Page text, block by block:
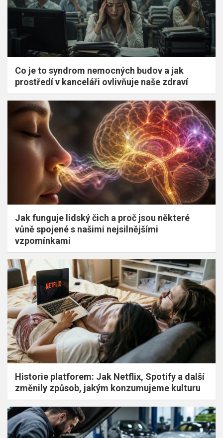
Co je to syndrom nemocných budov a jak
prostředí v kanceláři ovlivňuje naše zdraví
Jak funguje lidský čich a proč jsou některé
vůně spojené s našimi nejsilnějšími
vzpomínkami
Historie platforem: Jak Netflix, Spotify a další
změnily způsob, jakým konzumujeme kulturu